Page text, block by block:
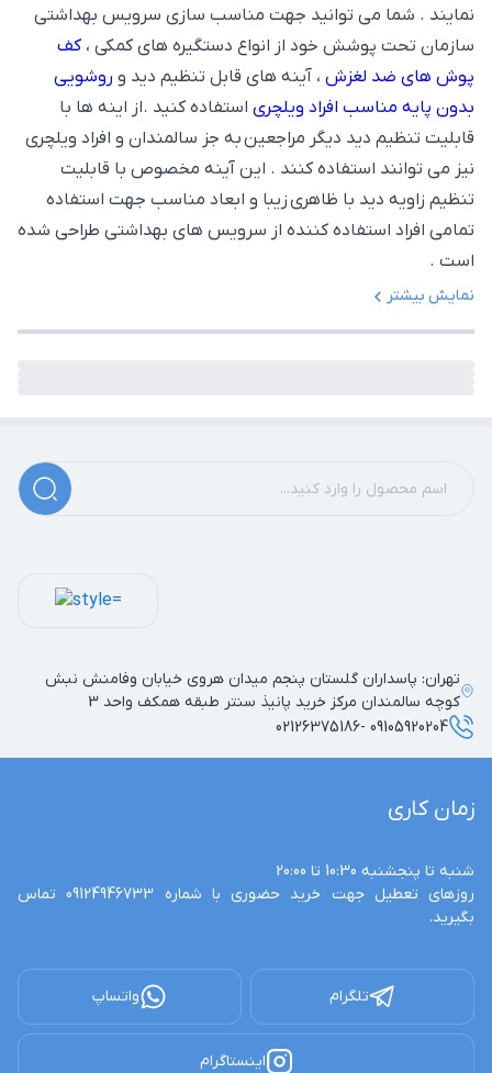
نمایند . شما می توانید جهت مناسب سازی سرویس بهداشتی
سازمان تحت پوشش خود از انواع دستگیره های کمکی ،کف
پوش های ضد لغزش ، آینه های قابل تنظیم دید و روشویی
بدون پایه مناسب افراد ویلچری استفاده کنید .از اینه ها با
قابلیت تنظیم دید دیگر مراجعین به جز سالمندان و افراد ویلچری
نیز می توانند استفاده کنند . این آینه مخصوص با قابلیت
تنظیم زاویه دید با ظاهری زیبا و ابعاد مناسب جهت استفاده
تمامی افراد استفاده کننده از سرویس های بهداشتی طراحی شده
است .
نمایش بیشتر
زمان کاری
بگیرید.
تلگرام واتساپ
اینستاگرام
تهران: پاسداران گلستان پنجم میدان هروی خیابان وفامنش نبش
کوچه سالمندان مرکز خرید پانیذ سنتر طبقه همکف واحد 3
09105920204 -02126375186